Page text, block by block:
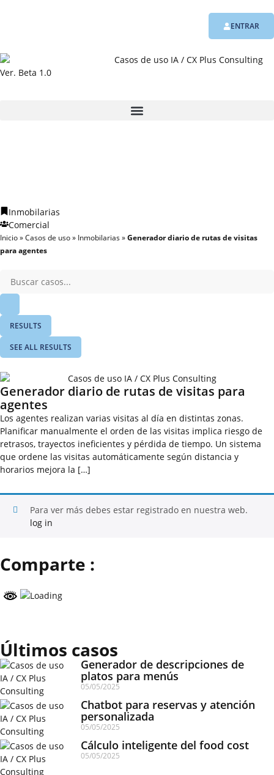
ENTRAR
Ver. Beta 1.0
Inmobilarias
Comercial
Inicio»Casos de uso» Inmobilarias»Generador diario de rutas de visitas
para agentes
RESULTS
SEE ALL RESULTS
Generador diario de rutas de visitas para
agentes
Los agentes realizan varias visitas al día en distintas zonas.
Planificar manualmente el orden de las visitas implica riesgo de
retrasos, trayectos ineficientes y pérdida de tiempo. Un sistema
que ordene las visitas automáticamente según distancia y
horarios mejora la […]
Para ver más debes estar registrado en nuestra web.
log in
Comparte :
Últimos casos
Generador de descripciones de
platos para menús
05/05/2025
Chatbot para reservas y atención
personalizada
05/05/2025
Cálculo inteligente del food cost
05/05/2025